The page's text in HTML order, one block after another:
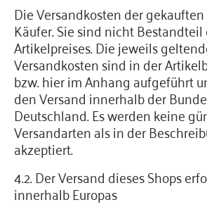
Die Versandkosten der
Käufer. Sie sind nicht Bestandteil
Artikelpreises. Die jeweils
Versandkosten sind in der
bzw. hier im Anhang aufgeführt
den Versand innerhalb der
Deutschland. Es werden keine
Versandarten als in der
akzeptiert.
4.2. Der Versand dieses Shops
innerhalb Europas